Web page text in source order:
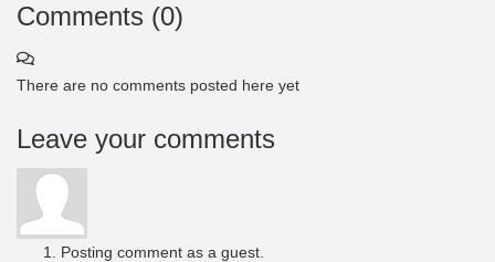
Comments (0)
There are no comments posted here yet
Leave your comments
Posting comment as a guest.